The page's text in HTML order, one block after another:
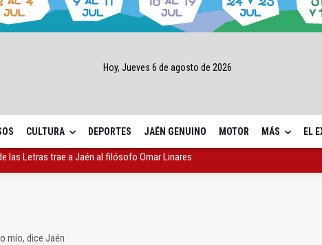
Hoy, Jueves 6 de agosto de 2026
CULTURA DEPORTES JAÉN GENUINO MOTOR MÁS EL
13,7 millones para los daños del temporal
mío, dice Jaén